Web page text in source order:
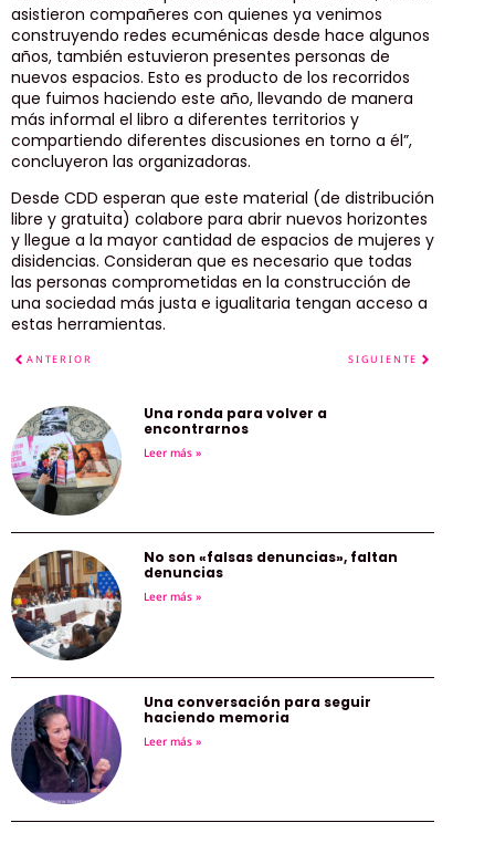
asistieron compañeres con quienes ya venimos
construyendo redes ecuménicas desde hace algunos
años, también estuvieron presentes personas de
nuevos espacios. Esto es producto de los recorridos
que fuimos haciendo este año, llevando de manera
más informal el libro a diferentes territorios y
compartiendo diferentes discusiones en torno a él”,
concluyeron las organizadoras.
Desde CDD esperan que este material (de distribución
libre y gratuita) colabore para abrir nuevos horizontes
y llegue a la mayor cantidad de espacios de mujeres y
disidencias. Consideran que es necesario que todas
las personas comprometidas en la construcción de
una sociedad más justa e igualitaria tengan acceso a
estas herramientas.
ANTERIOR SIGUIENTE
Una ronda para volver a
encontrarnos
Leer más »
No son «falsas denuncias», faltan
denuncias
Leer más »
Una conversación para seguir
haciendo memoria
Leer más »